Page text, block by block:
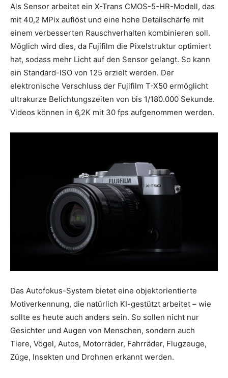
Als Sensor arbeitet ein X-Trans CMOS-5-HR-Modell, das
mit 40,2 MPix auflöst und eine hohe Detailschärfe mit
einem verbesserten Rauschverhalten kombinieren soll.
Möglich wird dies, da Fujifilm die Pixelstruktur optimiert
hat, sodass mehr Licht auf den Sensor gelangt. So kann
ein Standard-ISO von 125 erzielt werden. Der
elektronische Verschluss der Fujifilm T-X50 ermöglicht
ultrakurze Belichtungszeiten von bis 1/180.000 Sekunde.
Videos können in 6,2K mit 30 fps aufgenommen werden.
Das Autofokus-System bietet eine objektorientierte
Motiverkennung, die natürlich KI-gestützt arbeitet – wie
sollte es heute auch anders sein. So sollen nicht nur
Gesichter und Augen von Menschen, sondern auch
Tiere, Vögel, Autos, Motorräder, Fahrräder, Flugzeuge,
Züge, Insekten und Drohnen erkannt werden.